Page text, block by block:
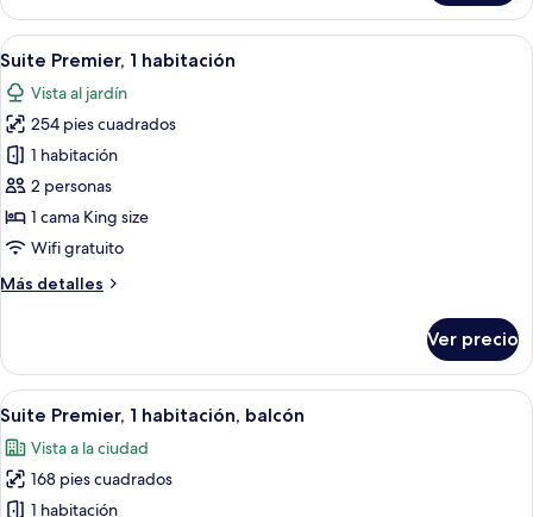
vista
a
la
alberca
Deluxe,
camas
size,
vista
la
alberca
Abrir
todas
las
fotos
de
Suite
Premier,
1
habitación
Habitación de hotel con una cama
7
Suite Premier, 1 habitación
Vista al jardín
254 pies cuadrados
1 habitación
2 personas
1 cama King size
Wifi gratuito
Más detalles
Más
Premier,
habitación
Ver precio
Abrir
todas
las
fotos
de
Habitación de hotel con cama, una
5
Suite Premier, 1 habitación, balcón
Vista a la ciudad
168 pies cuadrados
1 habitación